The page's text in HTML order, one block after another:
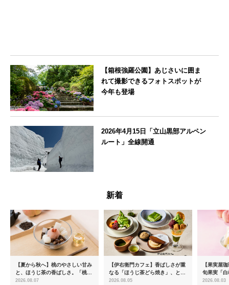
【箱根強羅公園】あじさいに囲ま
れて撮影できるフォトスポットが
今年も登場
2026年4月15日「立山黒部アルペン
ルート」全線開通
新着
【夏から秋へ】桃のやさしい甘み
と、ほうじ茶の香ばしさ。「桃と
ほうじ茶のあんみつ」を8月中旬
2026.08.07
【伊右衛門カフェ】香ばしさが重
なる「ほうじ茶どら焼き」、とろ
ける「宇治抹茶ティラミス」が新
2026.08.05
【果実屋
旬果実「
限定販売
2026.08.03